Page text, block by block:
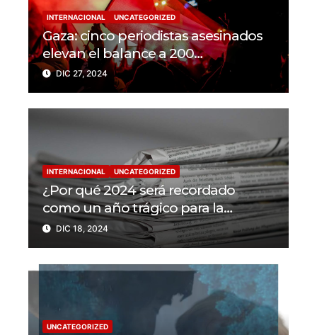
INTERNACIONAL UNCATEGORIZED
Gaza: cinco periodistas asesinados
elevan el balance a 200
trabajadores de la prensa muertos
en 2024
DIC 27, 2024
INTERNACIONAL UNCATEGORIZED
¿Por qué 2024 será recordado
como un año trágico para la
libertad de prensa? Un tercio de los
periodistas asesinados por Israel
DIC 18, 2024
UNCATEGORIZED